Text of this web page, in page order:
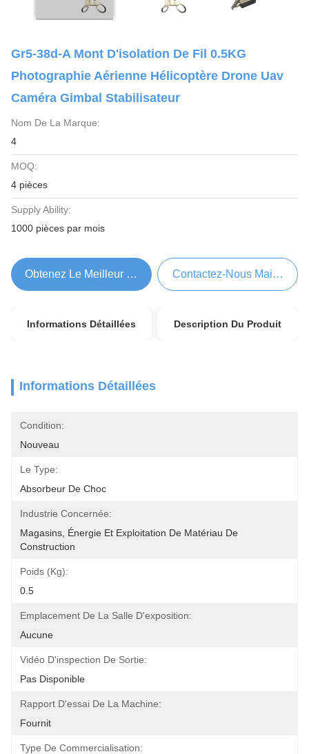
Gr5-38d-A Mont D'isolation De Fil 0.5KG
Photographie Aérienne Hélicoptère Drone Uav
Caméra Gimbal Stabilisateur
Nom De La Marque:
4
MOQ:
4 pièces
Supply Ability:
1000 pièces par mois
Obtenez Le Meilleur Prix Contactez-Nous Maintenant
Informations Détaillées Description Du Produit
Informations Détaillées
Condition:
Nouveau
Le Type:
Absorbeur De Choc
Industrie Concernée:
Magasins, Énergie Et Exploitation De Matériau De
Construction
Poids (kg):
0.5
Emplacement De La Salle D'exposition:
Aucune
Vidéo D'inspection De Sortie:
Pas Disponible
Rapport D'essai De La Machine:
Fournit
Type De Commercialisation: